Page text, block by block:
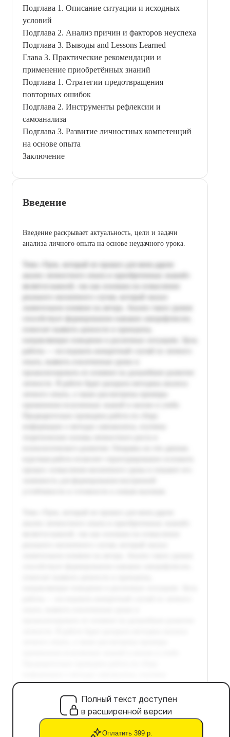
Подглава 1. Описание ситуации и исходных
условий
Подглава 2. Анализ причин и факторов неуспеха
Подглава 3. Выводы and Lessons Learned
Глава 3. Практические рекомендации и
применение приобретённых знаний
Подглава 1. Стратегии предотвращения
повторных ошибок
Подглава 2. Инструменты рефлексии и
самоанализа
Подглава 3. Развитие личностных компетенций
на основе опыта
Заключение
Введение
Введение раскрывает актуальность, цели и задачи
анализа личного опыта на основе неудачного урока.
Полный текст доступен
в расширенной версии
Оплатить 399 р.